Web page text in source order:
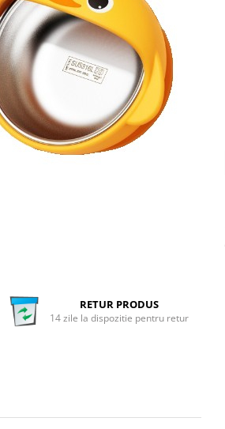
RETUR PRODUS
14 zile la dispozitie pentru retur